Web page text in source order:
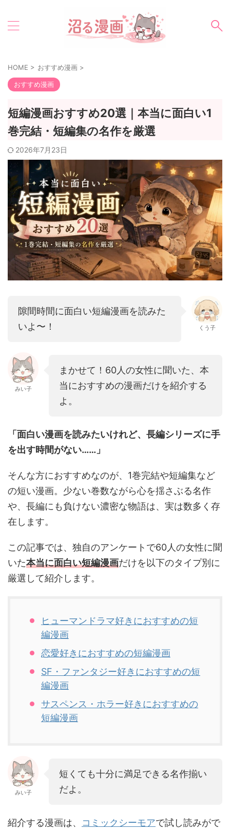
HOME > おすすめ漫画 >
おすすめ漫画
短編漫画おすすめ20選｜本当に面白い1
巻完結・短編集の名作を厳選
2026年7月23日
隙間時間に面白い短編漫画を読みた
いよ〜！
くう子
みい子
まかせて！60人の女性に聞いた、本
当におすすめの漫画だけを紹介する
よ。
「面白い漫画を読みたいけれど、長編シリーズに手
を出す時間がない……」
そんな方におすすめなのが、1巻完結や短編集など
の短い漫画。少ない巻数ながら心を揺さぶる名作
や、長編にも負けない濃密な物語は、実は数多く存
在します。
この記事では、独自のアンケートで60人の女性に聞
いた本当に面白い短編漫画だけを以下のタイプ別に
厳選して紹介します。
ヒューマンドラマ好きにおすすめの短
編漫画
恋愛好きにおすすめの短編漫画
SF・ファンタジー好きにおすすめの短
編漫画
サスペンス・ホラー好きにおすすめの
短編漫画
みい子
短くても十分に満足できる名作揃い
だよ。
紹介する漫画は、 コミックシーモアで試し読みがで